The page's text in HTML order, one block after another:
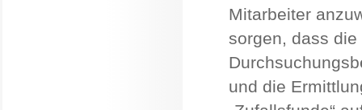
Mitarbeiter
sorgen, dass
und die